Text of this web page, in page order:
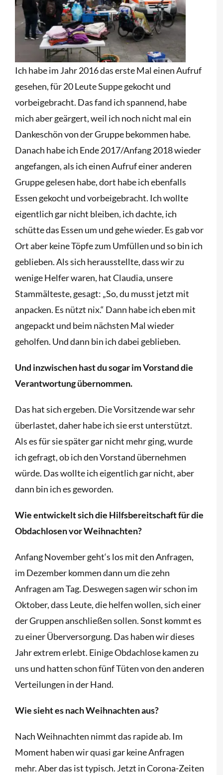
Ich habe im Jahr 2016 das erste Mal einen Aufruf
gesehen, für 20 Leute Suppe gekocht und
vorbeigebracht. Das fand ich spannend, habe
mich aber geärgert, weil ich noch nicht mal ein
Dankeschön von der Gruppe bekommen habe.
Danach habe ich Ende 2017/Anfang 2018 wieder
angefangen, als ich einen Aufruf einer anderen
Gruppe gelesen habe, dort habe ich ebenfalls
Essen gekocht und vorbeigebracht. Ich wollte
eigentlich gar nicht bleiben, ich dachte, ich
schütte das Essen um und gehe wieder. Es gab vor
Ort aber keine Töpfe zum Umfüllen und so bin ich
geblieben. Als sich herausstellte, dass wir zu
wenige Helfer waren, hat Claudia, unsere
Stammälteste, gesagt: „So, du musst jetzt mit
anpacken. Es nützt nix.“ Dann habe ich eben mit
angepackt und beim nächsten Mal wieder
geholfen. Und dann bin ich dabei geblieben.
Und inzwischen hast du sogar im Vorstand die
Verantwortung übernommen.
Das hat sich ergeben. Die Vorsitzende war sehr
überlastet, daher habe ich sie erst unterstützt.
Als es für sie später gar nicht mehr ging, wurde
ich gefragt, ob ich den Vorstand übernehmen
würde. Das wollte ich eigentlich gar nicht, aber
dann bin ich es geworden.
Wie entwickelt sich die Hilfsbereitschaft für die
Obdachlosen vor Weihnachten?
Anfang November geht‘s los mit den Anfragen,
im Dezember kommen dann um die zehn
Anfragen am Tag. Deswegen sagen wir schon im
Oktober, dass Leute, die helfen wollen, sich einer
der Gruppen anschließen sollen. Sonst kommt es
zu einer Überversorgung. Das haben wir dieses
Jahr extrem erlebt. Einige Obdachlose kamen zu
uns und hatten schon fünf Tüten von den anderen
Verteilungen in der Hand.
Wie sieht es nach Weihnachten aus?
Nach Weihnachten nimmt das rapide ab. Im
Moment haben wir quasi gar keine Anfragen
mehr. Aber das ist typisch. Jetzt in Corona-Zeiten